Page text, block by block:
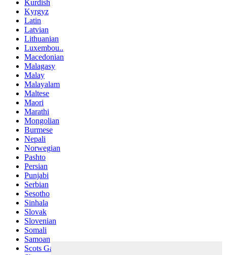
Kurdish
Kyrgyz
Latin
Latvian
Lithuanian
Luxembou..
Macedonian
Malagasy
Malay
Malayalam
Maltese
Maori
Marathi
Mongolian
Burmese
Nepali
Norwegian
Pashto
Persian
Punjabi
Serbian
Sesotho
Sinhala
Slovak
Slovenian
Somali
Samoan
Scots Gaelic